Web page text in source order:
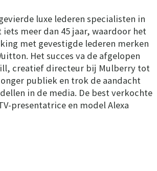
luxe lederen specialisten in
meer dan 45 jaar, waardoor het
met gevestigde lederen merken
Het succes va de afgelopen
creatief directeur bij Mulberry tot
publiek en trok de aandacht
in de media. De best verkochte
presentatrice en model Alexa